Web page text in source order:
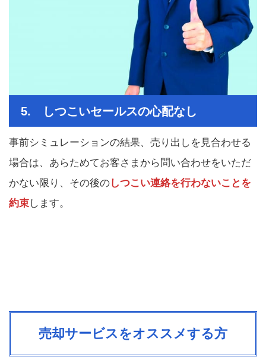
5. しつこいセールスの心配なし
事前シミュレーションの結果、売り出しを見合わせる
場合は、あらためてお客さまから問い合わせをいただ
かない限り、その後のしつこい連絡を行わないことを
約束します。
売却サービスをオススメする方